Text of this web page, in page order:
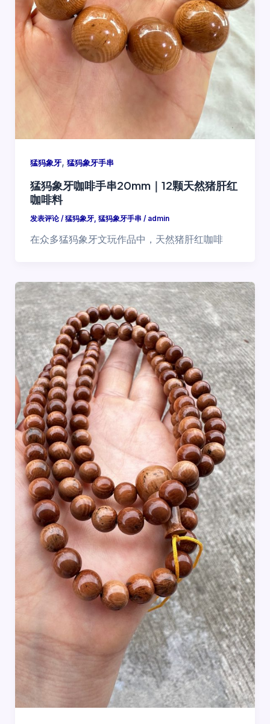
猛犸象牙, 猛犸象牙手串
猛犸象牙咖啡手串20mm｜12颗天然猪肝红
咖啡料
发表评论 /猛犸象牙, 猛犸象牙手串 / admin
在众多猛犸象牙文玩作品中，天然猪肝红咖啡